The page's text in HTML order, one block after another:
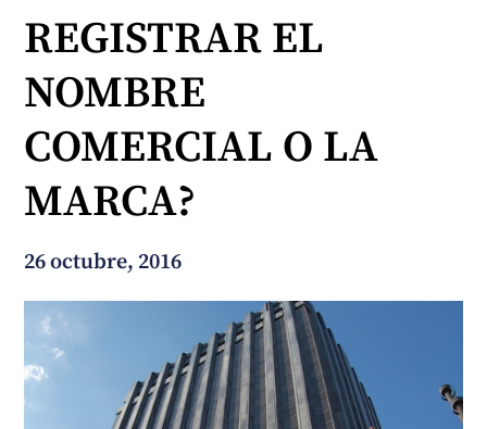
Servicios
Noticias
REGISTRAR EL
NOMBRE
COMERCIAL O LA
MARCA?
26 octubre, 2016